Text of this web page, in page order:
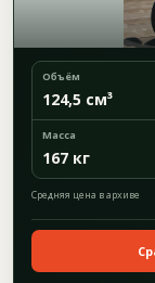
Объём
124,5 см³
Масса
167 кг
Средняя цена в архиве